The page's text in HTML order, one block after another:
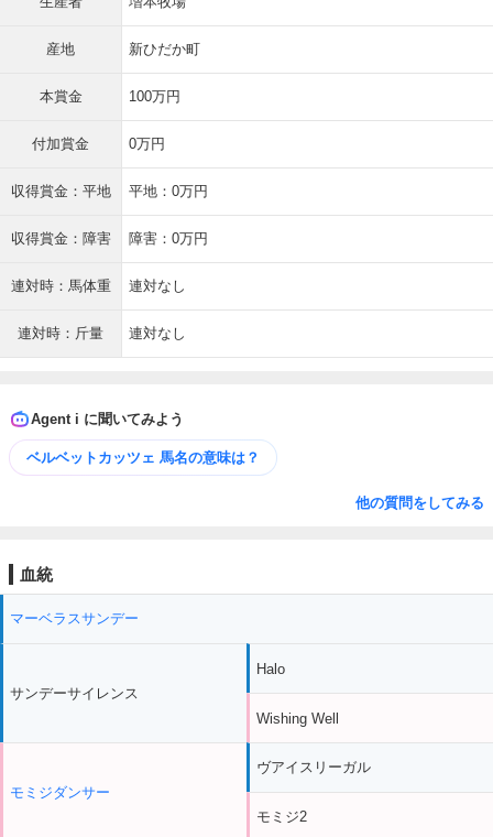
産地 新ひだか町
本賞金 100万円
付加賞金 0万円
収得賞金：平地 平地：0万円
収得賞金：障害 障害：0万円
連対時：馬体重 連対なし
連対時：斤量 連対なし
Agent i に聞いてみよう
ベルベットカッツェ 馬名の意味は？
他の質問をしてみる
血統
マーベラスサンデー
サンデーサイレンス
モミジダンサー
Halo
Wishing Well
ヴアイスリーガル
モミジ2